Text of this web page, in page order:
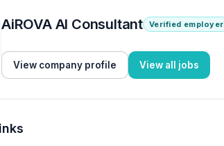
AiROVA AI Consultant Verified employer
View company profile View all jobs